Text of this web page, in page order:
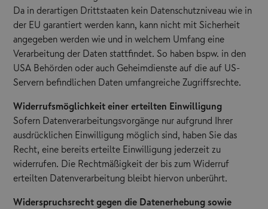
Da in derartigen Drittstaaten kein Datenschutzniveau wie in
der EU garantiert werden kann, kann nicht mit Sicherheit
angegeben werden wie und in welchem Umfang eine
Verarbeitung der Daten stattfindet. So haben bspw. in den
USA Behörden oder auch Geheimdienste auf die auf US-
Servern befindlichen Daten umfangreiche Zugriffsrechte.
Widerrufsmöglichkeit einer erteilten Einwilligung
Sofern Datenverarbeitungsvorgänge nur aufgrund Ihrer
ausdrücklichen Einwilligung möglich sind, haben Sie das
Recht, eine bereits erteilte Einwilligung jederzeit zu
widerrufen. Die Rechtmäßigkeit der bis zum Widerruf
erteilten Datenverarbeitung bleibt hiervon unberührt.
Widerspruchsrecht gegen die Datenerhebung sowie